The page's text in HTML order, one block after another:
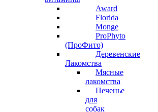
Award
Florida
Monge
ProPhyto
(ПроФито)
Деревенские
Лакомства
Мясные
лакомства
Печенье
для
собак